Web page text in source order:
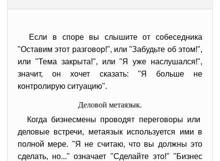
Если в споре вы слышите от собеседника
"Оставим этот разговор!", или "Забудьте об этом!",
или "Тема закрыта!", или "Я уже наслушался!",
значит, он хочет сказать: "Я больше не
контролирую ситуацию".
Деловой метаязык.
Когда бизнесмены проводят переговоры или
деловые встречи, метаязык используется ими в
полной мере. "Я не считаю, что вы должны это
сделать, но..." означает "Сделайте это!" "Бизнес